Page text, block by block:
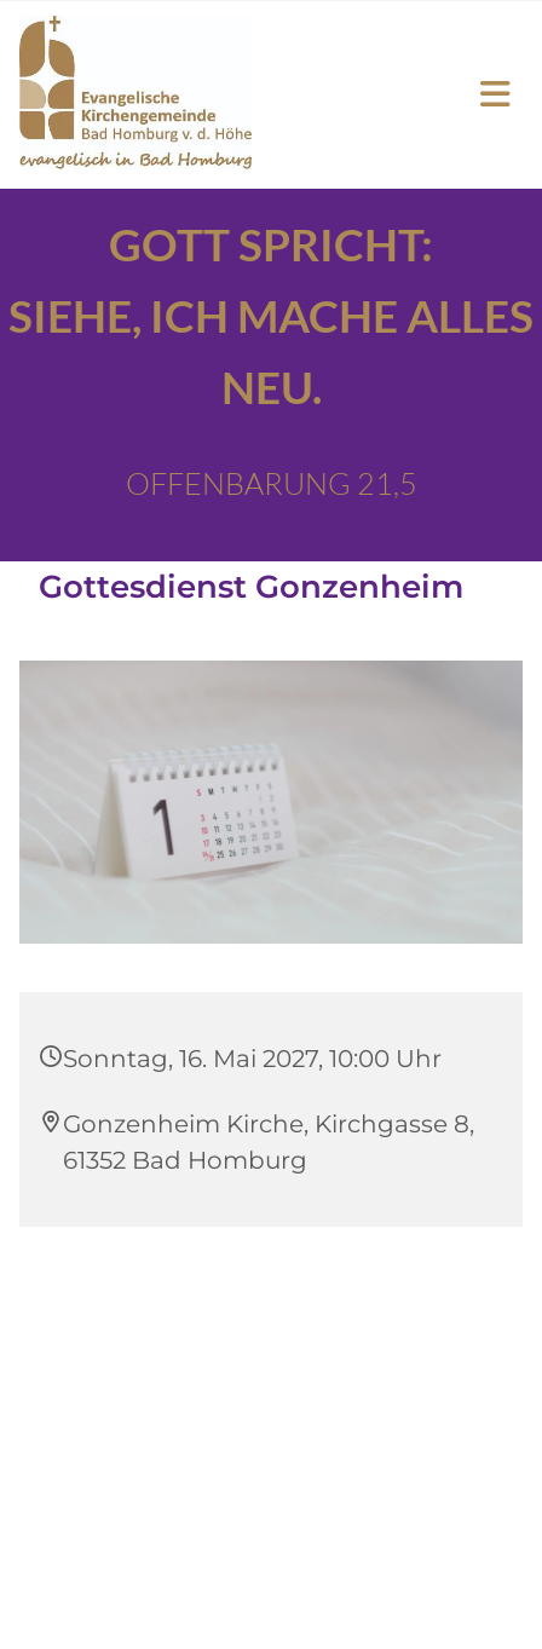
GOTT SPRICHT:
SIEHE, ICH MACHE ALLES
NEU.
OFFENBARUNG 21,5
Gottesdienst Gonzenheim
Sonntag, 16. Mai 2027, 10:00 Uhr
Gonzenheim Kirche, Kirchgasse 8,
61352 Bad Homburg